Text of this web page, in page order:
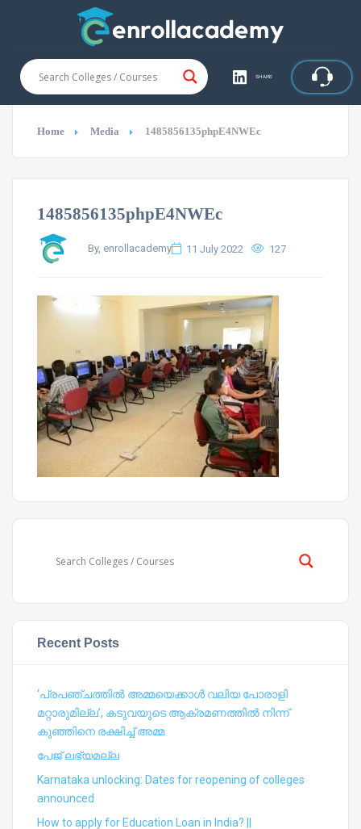
SHARE
Home Media 1485856135phpE4NWEc
1485856135phpE4NWEc
By, enrollacademy 11 July 2022 127
Recent Posts
‘പ്രപഞ്ചത്തില്‍ അമ്മയെക്കാള്‍ വലിയ പോരാളി
മറ്റാരുമില്ല’, കടുവയുടെ ആക്രമണത്തില്‍ നിന്ന്
കുഞ്ഞിനെ രക്ഷിച്ച് അമ്മ
പേജ് ലഭ്യമല്ല
Karnataka unlocking: Dates for reopening of colleges
announced
How to apply for Education Loan in India? ||